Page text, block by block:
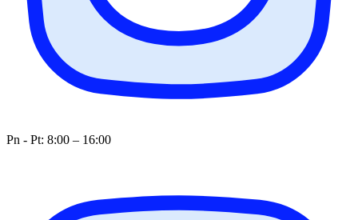
Pn - Pt: 8:00 – 16:00